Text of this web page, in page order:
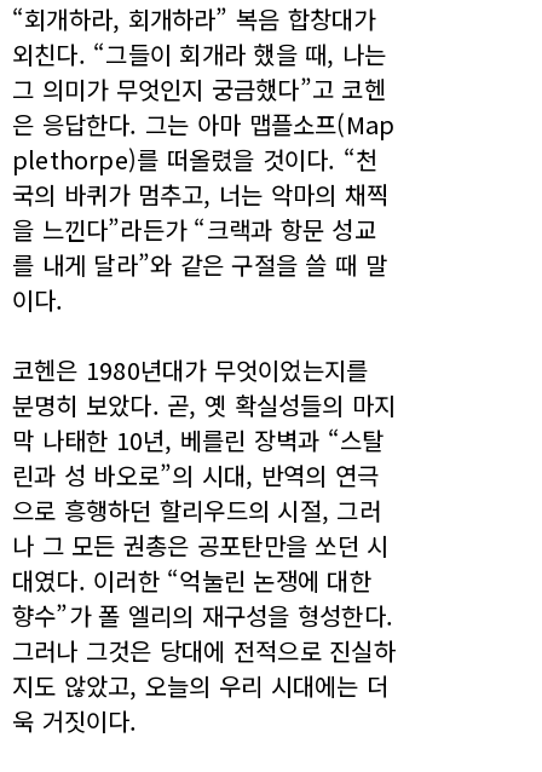
“회개하라, 회개하라” 복음 합창대가
외친다. “그들이 회개라 했을 때, 나는
그 의미가 무엇인지 궁금했다”고 코헨
은 응답한다. 그는 아마 맵플소프(Map
plethorpe)를 떠올렸을 것이다. “천
국의 바퀴가 멈추고, 너는 악마의 채찍
을 느낀다”라든가 “크랙과 항문 성교
를 내게 달라”와 같은 구절을 쓸 때 말
이다.
코헨은 1980년대가 무엇이었는지를
분명히 보았다. 곧, 옛 확실성들의 마지
막 나태한 10년, 베를린 장벽과 “스탈
린과 성 바오로”의 시대, 반역의 연극
으로 흥행하던 할리우드의 시절, 그러
나 그 모든 권총은 공포탄만을 쏘던 시
대였다. 이러한 “억눌린 논쟁에 대한
향수”가 폴 엘리의 재구성을 형성한다.
그러나 그것은 당대에 전적으로 진실하
지도 않았고, 오늘의 우리 시대에는 더
욱 거짓이다.